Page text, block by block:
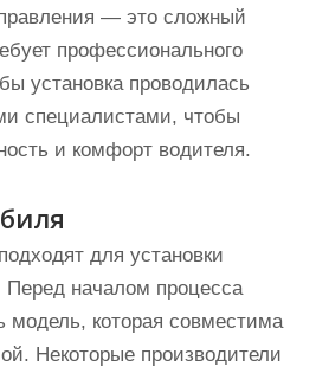
— это сложный
профессионального
установка проводилась
специалистами, чтобы
и комфорт водителя.
для установки
Перед началом процесса
модель, которая совместима
Некоторые производители